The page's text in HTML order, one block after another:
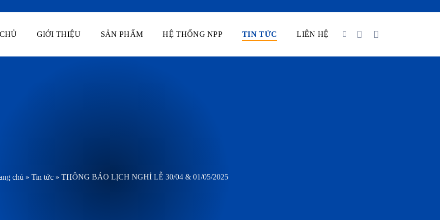
GIỚI THIỆU SẢN PHẨM HỆ THỐNG NPP TIN TỨC LIÊN HỆ
chủ » Tin tức» THÔNG BÁO LỊCH NGHỈ LỄ 30/04 & 01/05/2025